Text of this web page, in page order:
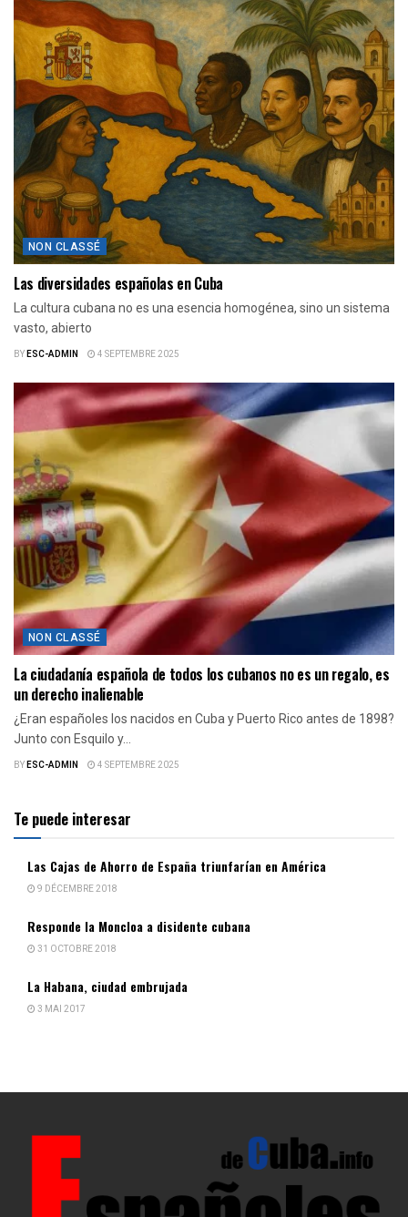
NON CLASSÉ
Las diversidades españolas en Cuba
La cultura cubana no es una esencia homogénea, sino un sistema
vasto, abierto
BYESC-ADMIN 4 SEPTEMBRE 2025
NON CLASSÉ
La ciudadanía española de todos los cubanos no es un regalo, es
un derecho inalienable
¿Eran españoles los nacidos en Cuba y Puerto Rico antes de 1898?
Junto con Esquilo y...
BYESC-ADMIN 4 SEPTEMBRE 2025
Te puede interesar
Las Cajas de Ahorro de España triunfarían en América
9 DÉCEMBRE 2018
Responde la Moncloa a disidente cubana
31 OCTOBRE 2018
La Habana, ciudad embrujada
3 MAI 2017